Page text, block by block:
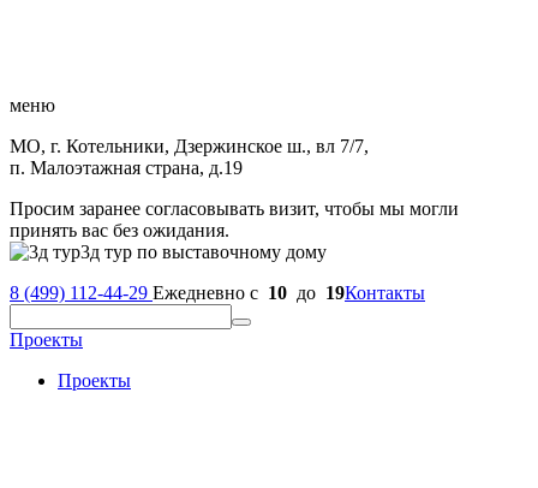
меню
МО, г. Котельники, Дзержинское ш., вл 7/7,
п. Малоэтажная страна, д.19
Просим заранее согласовывать визит, чтобы мы могли
принять вас без ожидания.
3д тур по выставочному дому
8 (499) 112-44-29 Ежедневно с 10 до 19Контакты
Проекты
Проекты